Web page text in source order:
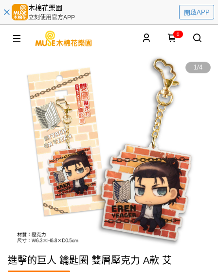
木棉花樂園
立刻使用官方APP
開啟APP
0
1/4
進擊的巨人 鑰匙圈 雙層壓克力 A款 艾